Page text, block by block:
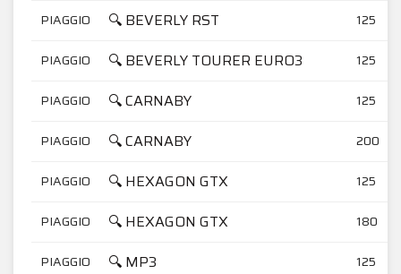
PIAGGIO 🔍 BEVERLY RST 125
PIAGGIO 🔍 BEVERLY TOURER EURO3 125
PIAGGIO 🔍 CARNABY 125
PIAGGIO 🔍 CARNABY 200
PIAGGIO 🔍 HEXAGON GTX 125
PIAGGIO 🔍 HEXAGON GTX 180
PIAGGIO 🔍 MP3 125